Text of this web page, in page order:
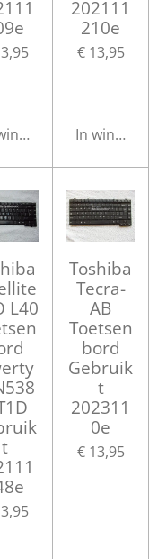
202111
210e
€ 13,95
In
L40
t
Toshiba
Tecra-
AB
Toetsen
bord
Gebruik
t
202311
0e
€ 13,95